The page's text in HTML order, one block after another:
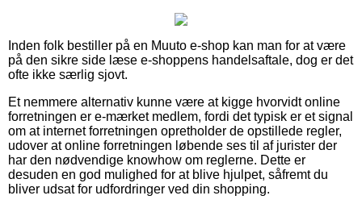
Inden folk bestiller på en Muuto e-shop kan man for at være
på den sikre side læse e-shoppens handelsaftale, dog er det
ofte ikke særlig sjovt.
Et nemmere alternativ kunne være at kigge hvorvidt online
forretningen er e-mærket medlem, fordi det typisk er et signal
om at internet forretningen opretholder de opstillede regler,
udover at online forretningen løbende ses til af jurister der
har den nødvendige knowhow om reglerne. Dette er
desuden en god mulighed for at blive hjulpet, såfremt du
bliver udsat for udfordringer ved din shopping.